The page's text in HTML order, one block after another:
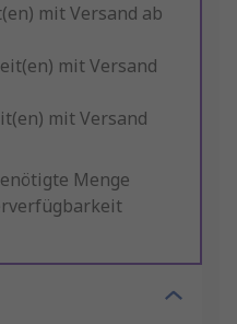
mit Versand ab
mit Versand
mit Versand
Menge